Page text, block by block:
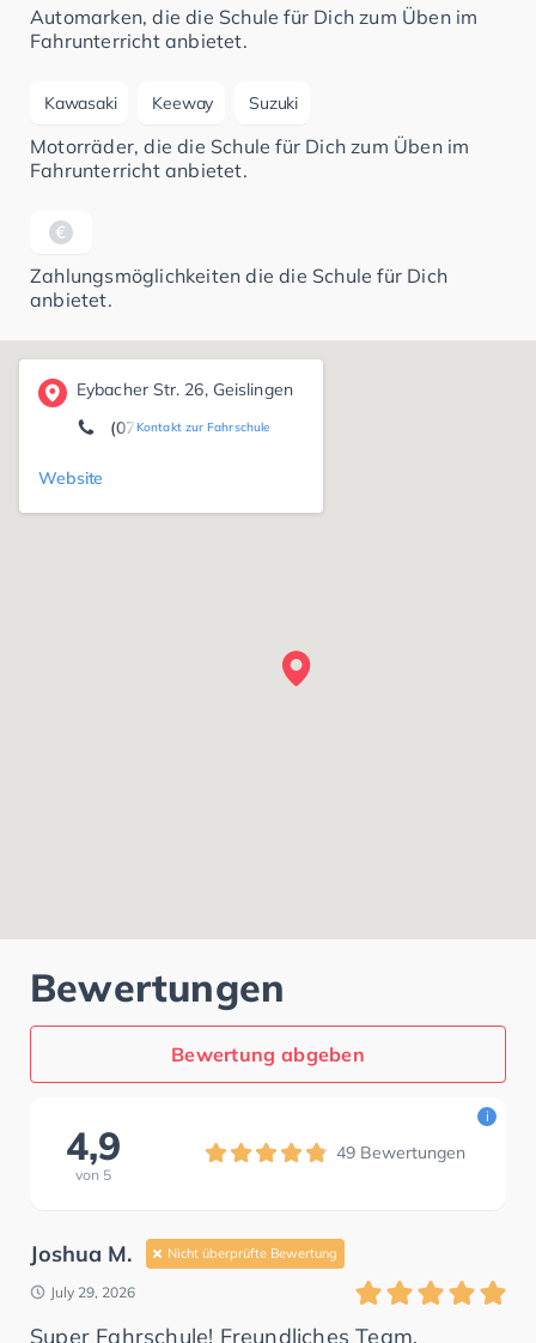
Automarken, die die Schule für Dich zum Üben im
Fahrunterricht anbietet.
Kawasaki Keeway Suzuki
Motorräder, die die Schule für Dich zum Üben im
Fahrunterricht anbietet.
Zahlungsmöglichkeiten die die Schule für Dich
anbietet.
Eybacher Str. 26, Geislingen
Kontakt zur Fahrschule
(07331) 6 71 71
Website
Bewertungen
Bewertung abgeben
4,9
von 5
49 Bewertungen
i
Joshua M. Nicht überprüfte Bewertung
July 29, 2026
Super Fahrschule! Freundliches Team,